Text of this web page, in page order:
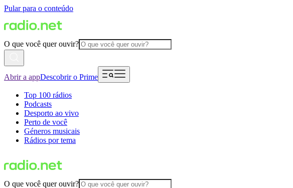
Pular para o conteúdo
O que você quer ouvir?
Abrir a appDescobrir o Prime
Top 100 rádios
Podcasts
Desporto ao vivo
Perto de você
Géneros musicais
Rádios por tema
O que você quer ouvir?